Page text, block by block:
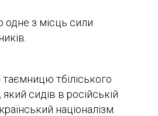
одне з місць сили
тбіліського
сидів в російській
націоналізм.